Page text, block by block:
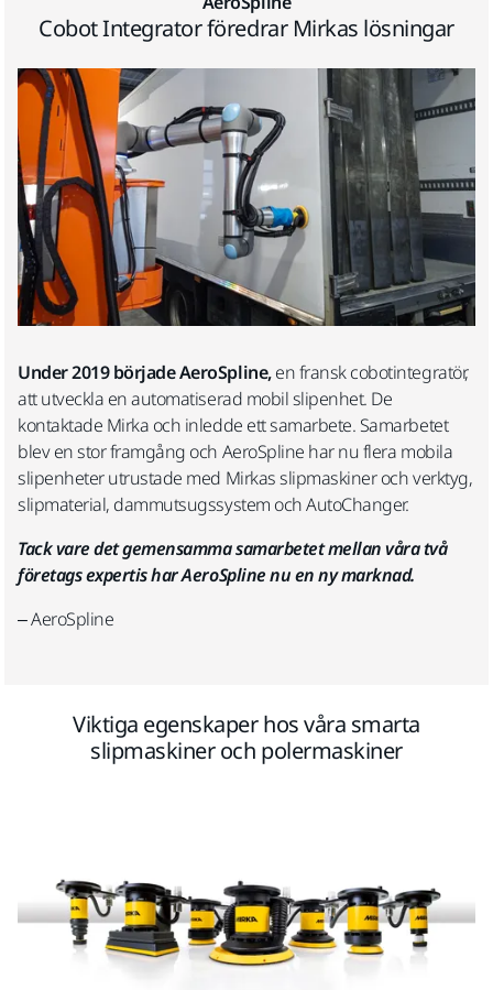
Cobot Integrator föredrar Mirkas lösningar
Under 2019 började AeroSpline,en fransk cobotintegratör,
att utveckla en automatiserad mobil slipenhet. De
kontaktade Mirka och inledde ett samarbete. Samarbetet
blev en stor framgång och AeroSpline har nu flera mobila
slipenheter utrustade med Mirkas slipmaskiner och verktyg,
slipmaterial, dammutsugssystem och AutoChanger.
Tack vare det gemensamma samarbetet mellan våra två
företags expertis har AeroSpline nu en ny marknad.
– AeroSpline
Viktiga egenskaper hos våra smarta
slipmaskiner och polermaskiner